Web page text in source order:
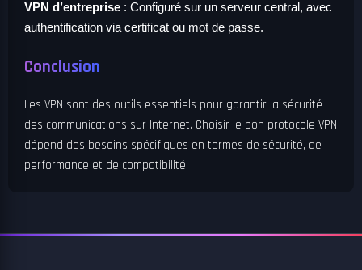
VPN d’entreprise : Configuré sur un serveur central, avec
authentification via certificat ou mot de passe.
Conclusion
Les VPN sont des outils essentiels pour garantir la sécurité
des communications sur Internet. Choisir le bon protocole VPN
dépend des besoins spécifiques en termes de sécurité, de
performance et de compatibilité.